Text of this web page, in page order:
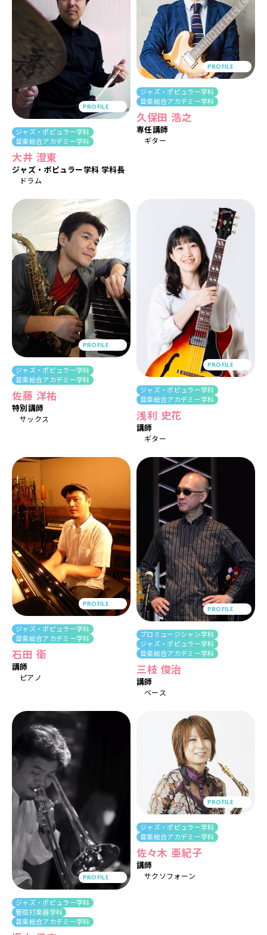
PROFILE
ジャズ・ポピュラー学科
音楽総合アカデミー学科
大井 澄東
ジャズ・ポピュラー学科 学科長
ドラム
PROFILE
ジャズ・ポピュラー学科
音楽総合アカデミー学科
久保田 浩之
専任講師
ギター
PROFILE
ジャズ・ポピュラー学科
音楽総合アカデミー学科
佐藤 洋祐
特別講師
サックス
PROFILE
ジャズ・ポピュラー学科
音楽総合アカデミー学科
浅利 史花
講師
ギター
PROFILE
ジャズ・ポピュラー学科
音楽総合アカデミー学科
石田 衛
講師
ピアノ
PROFILE
プロミュージシャン学科
ジャズ・ポピュラー学科
音楽総合アカデミー学科
三枝 俊治
講師
ベース
PROFILE
ジャズ・ポピュラー学科
管弦打楽器学科
音楽総合アカデミー学科
PROFILE
ジャズ・ポピュラー学科
音楽総合アカデミー学科
佐々木 亜紀子
講師
サクソフォーン